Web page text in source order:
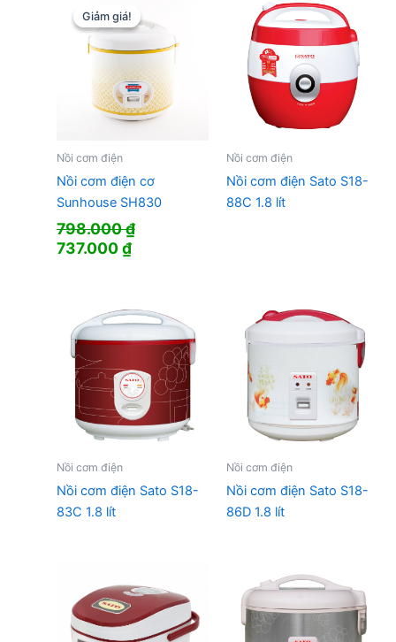
Giảm giá!
Giảm giá!
Nồi cơm điện
Nồi cơm điện cơ
Sunhouse SH830
798.000₫
Giá
798.000 ₫.
737.000₫Giá
là:
737.000 ₫.
Nồi cơm điện
Nồi cơm điện Sato S18-
88C 1.8 lít
Nồi cơm điện
Nồi cơm điện Sato S18-
83C 1.8 lít
Nồi cơm điện
Nồi cơm điện Sato S18-
86D 1.8 lít